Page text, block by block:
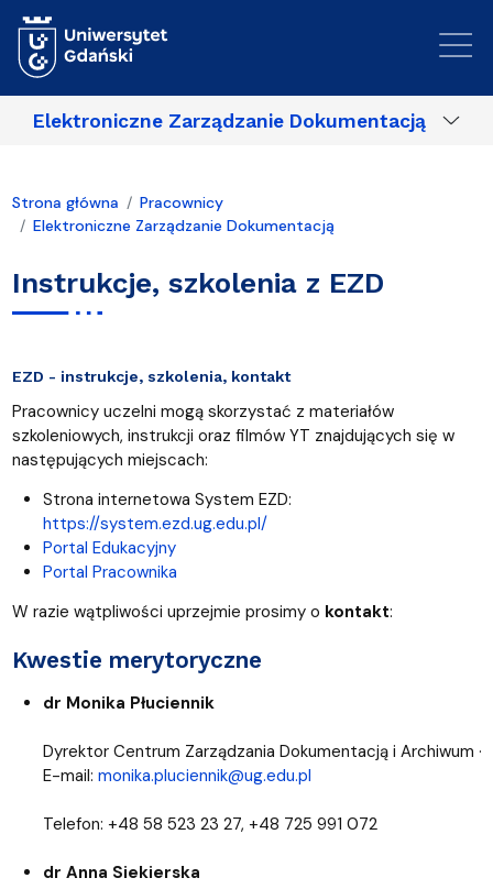
Elektroniczne Zarządzanie Dokumentacją
Strona główna
Pracownicy
Elektroniczne Zarządzanie Dokumentacją
Instrukcje, szkolenia z EZD
EZD - instrukcje, szkolenia, kontakt
Pracownicy uczelni mogą skorzystać z materiałów
szkoleniowych, instrukcji oraz filmów YT znajdujących się w
następujących miejscach:
Strona internetowa System EZD:
https://system.ezd.ug.edu.pl/
Portal Edukacyjny
Portal Pracownika
W razie wątpliwości uprzejmie prosimy o kontakt:
Kwestie merytoryczne
dr Monika Płuciennik
Dyrektor Centrum Zarządzania Dokumentacją i Archiwum ·
E-mail: monika.pluciennik@ug.edu.pl
Telefon: +48 58 523 23 27, +48 725 991 072
dr Anna Siekierska